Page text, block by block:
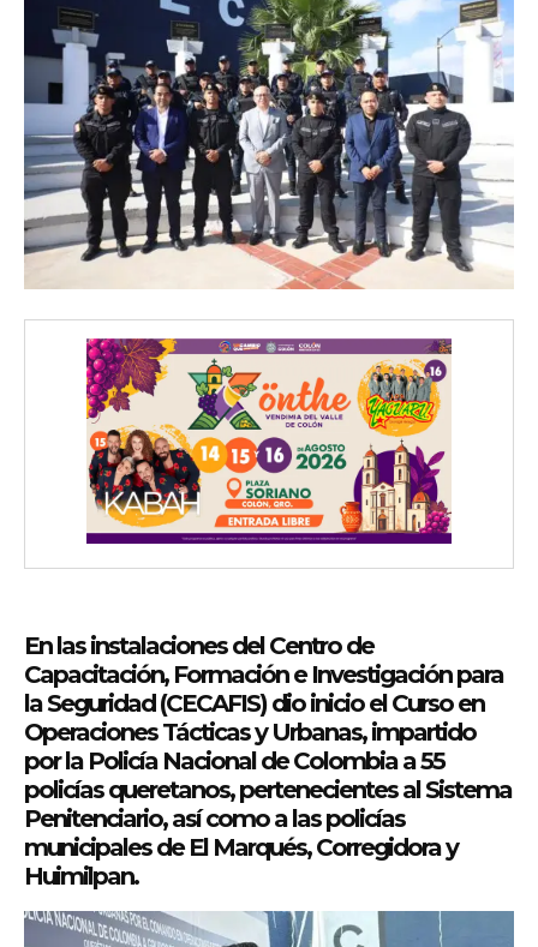
En las instalaciones del Centro de
Capacitación, Formación e Investigación para
la Seguridad (CECAFIS) dio inicio el Curso en
Operaciones Tácticas y Urbanas, impartido
por la Policía Nacional de Colombia a 55
policías queretanos, pertenecientes al Sistema
Penitenciario, así como a las policías
municipales de El Marqués, Corregidora y
Huimilpan.